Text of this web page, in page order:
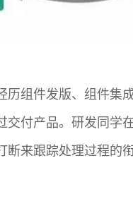
组件发版、组件集
付产品。研发同学
来跟踪处理过程的